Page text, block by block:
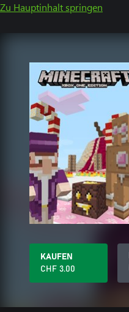
Zu Hauptinhalt springen
KAUFEN
CHF 3.00